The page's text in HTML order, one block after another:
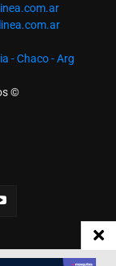
- Chaco - Arg
©